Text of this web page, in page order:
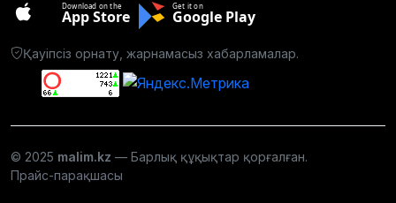
Download on the
App Store
Get it on
Google Play
Қауіпсіз орнату, жарнамасыз хабарламалар.
© 2025 malim.kz — Барлық құқықтар қорғалған.
Прайс-парақшасы